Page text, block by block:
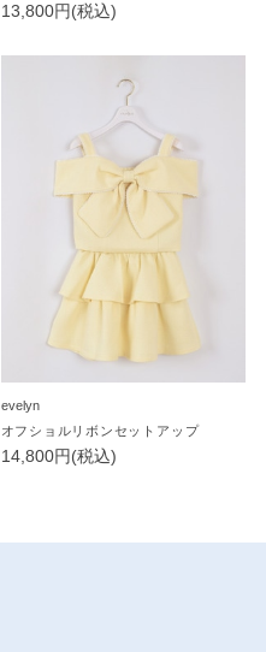
13,800円(税込)
evelyn
オフショルリボンセットアップ
14,800円(税込)